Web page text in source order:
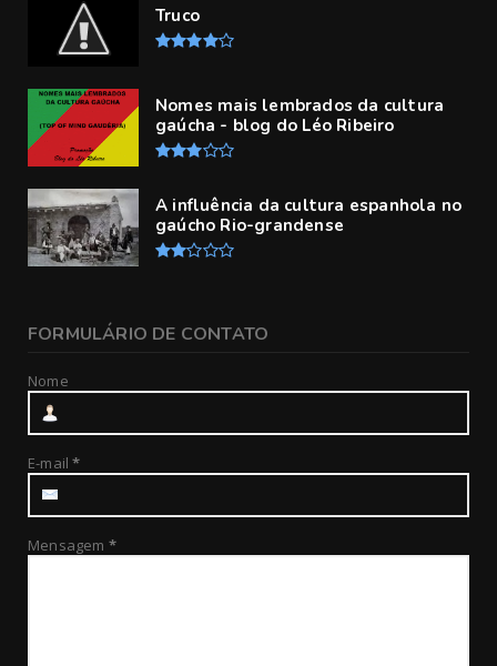
Truco
Nomes mais lembrados da cultura
gaúcha - blog do Léo Ribeiro
A influência da cultura espanhola no
gaúcho Rio-grandense
FORMULÁRIO DE CONTATO
Nome
E-mail*
Mensagem *